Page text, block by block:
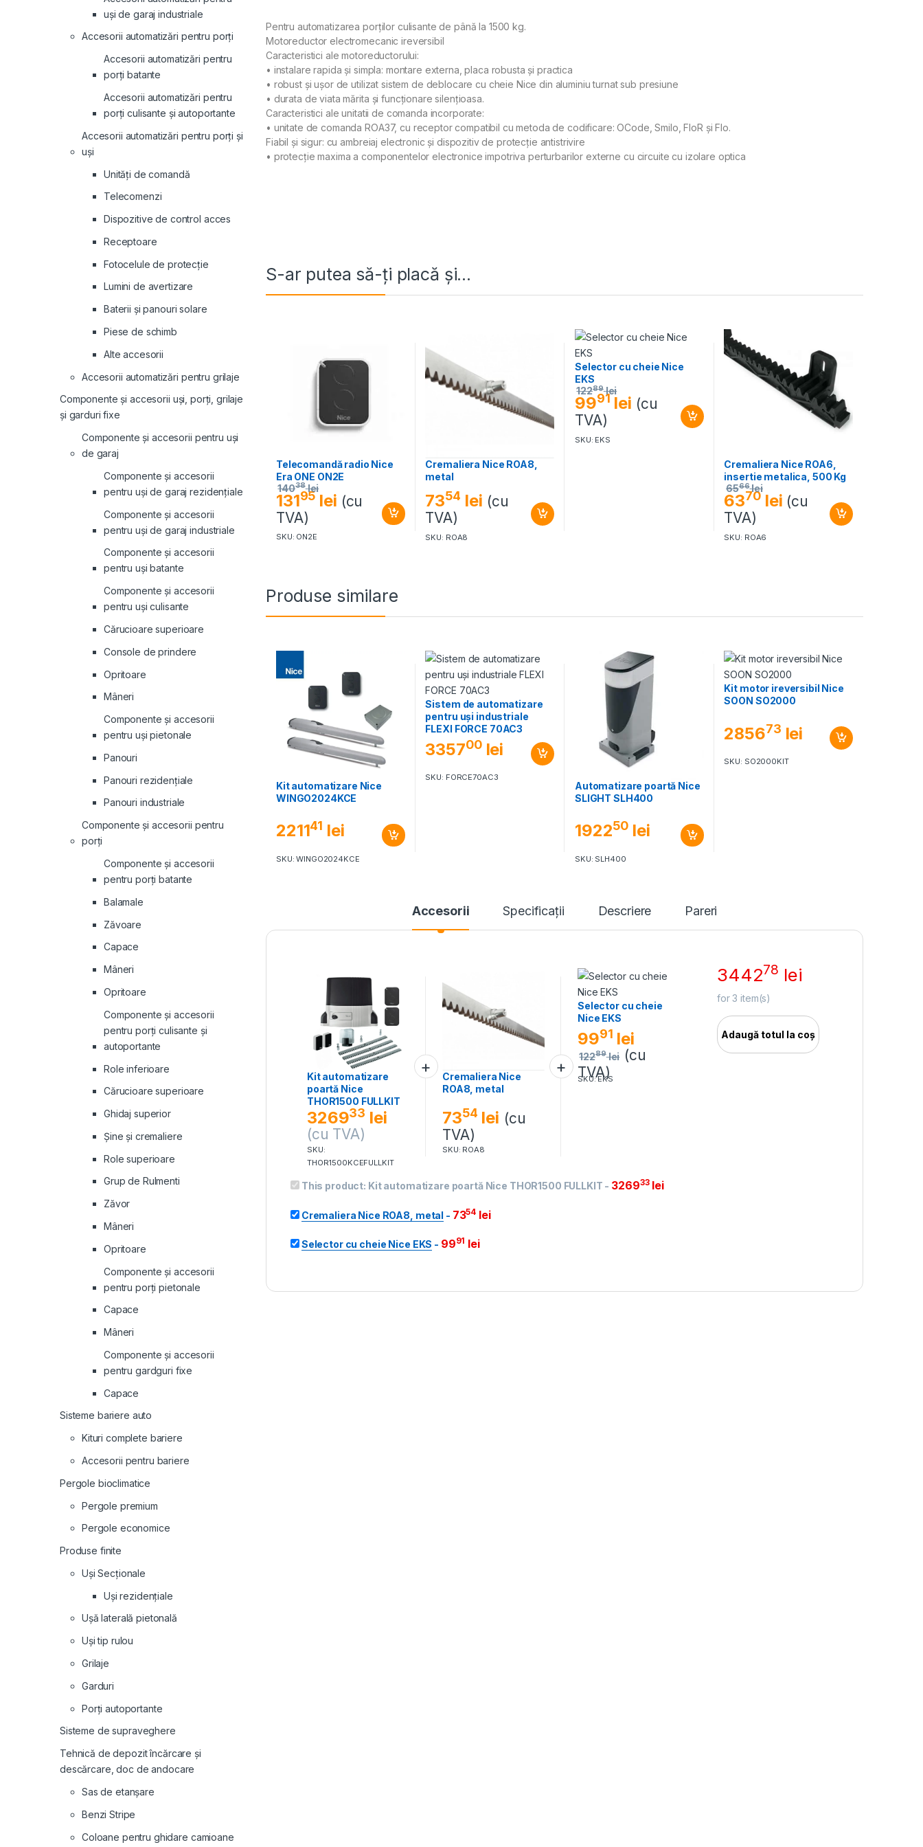
Pentru automatizarea porților culisante de până la 1500 kg.
Motoreductor electromecanic ireversibil
Caracteristici ale motoreductorului:
• instalare rapida și simpla: montare externa, placa robusta și practica
• robust și ușor de utilizat sistem de deblocare cu cheie Nice din aluminiu turnat sub presiune
• durata de viata mărita și funcționare silențioasa.
Caracteristici ale unitatii de comanda incorporate:
• unitate de comanda ROA37, cu receptor compatibil cu metoda de codificare: OCode, Smilo, FloR și Flo.
Fiabil și sigur: cu ambreiaj electronic și dispozitiv de protecție antistrivire
• protecție maxima a componentelor electronice impotriva perturbarilor externe cu circuite cu izolare optica
S-ar putea să-ți placă și…
Telecomandă radio Nice
Era ONE ON2E
13195 lei
14038 lei
(cu
TVA)
SKU: ON2E
Cremaliera Nice ROA8,
metal
7354 lei (cu
TVA)
SKU: ROA8
Selector cu cheie Nice
EKS
9991 lei
12289 lei
(cu
TVA)
SKU: EKS
Cremaliera Nice ROA6,
insertie metalica, 500 Kg
6370 lei
6566 lei
(cu
TVA)
SKU: ROA6
Produse similare
Kit automatizare Nice
WINGO2024KCE
221141 lei
SKU: WINGO2024KCE
Sistem de automatizare
pentru uși industriale
FLEXI FORCE 70AC3
335700 lei
SKU: FORCE70AC3
Automatizare poartă Nice
SLIGHT SLH400
192250 lei
SKU: SLH400
Kit motor ireversibil Nice
SOON SO2000
285673 lei
SKU: SO2000KIT
Accesorii Specificaţii Descriere Pareri
Kit automatizare
poartă Nice
THOR1500 FULLKIT
326933 lei
(cu TVA)
SKU:
THOR1500KCEFULLKIT
Cremaliera Nice
ROA8, metal
7354 lei (cu
TVA)
SKU: ROA8
Selector cu cheie
Nice EKS
9991 lei
12289 lei (cu
TVA)
SKU: EKS
This product: Kit automatizare poartă Nice THOR1500 FULLKIT - 326933 lei
Cremaliera Nice ROA8, metal - 7354 lei
Selector cu cheie Nice EKS - 9991 lei
344278 lei
for3 item(s)
Adaugă totul la coș
uși de garaj industriale
Accesorii automatizări pentru porți
Accesorii automatizări pentru
porți batante
Accesorii automatizări pentru
porți culisante și autoportante
Accesorii automatizări pentru porți și
uși
Unități de comandă
Telecomenzi
Dispozitive de control acces
Receptoare
Fotocelule de protecție
Lumini de avertizare
Baterii și panouri solare
Piese de schimb
Alte accesorii
Accesorii automatizări pentru grilaje
Componente și accesorii uși, porți, grilaje
și garduri fixe
Componente și accesorii pentru uși
de garaj
Componente și accesorii
pentru uși de garaj rezidențiale
Componente și accesorii
pentru uși de garaj industriale
Componente și accesorii
pentru uși batante
Componente și accesorii
pentru uși culisante
Cărucioare superioare
Console de prindere
Opritoare
Mâneri
Componente și accesorii
pentru uși pietonale
Panouri
Panouri rezidenţiale
Panouri industriale
Componente și accesorii pentru
porți
Componente și accesorii
pentru porți batante
Balamale
Zăvoare
Capace
Mâneri
Opritoare
Componente și accesorii
pentru porți culisante și
autoportante
Role inferioare
Cărucioare superioare
Ghidaj superior
Şine şi cremaliere
Role superioare
Grup de Rulmenti
Zăvor
Mâneri
Opritoare
Componente și accesorii
pentru porți pietonale
Capace
Mâneri
Componente și accesorii
pentru gardguri fixe
Capace
Sisteme bariere auto
Kituri complete bariere
Accesorii pentru bariere
Pergole bioclimatice
Pergole premium
Pergole economice
Produse finite
Uși Secționale
Uși rezidențiale
Ușă laterală pietonală
Uși tip rulou
Grilaje
Garduri
Porți autoportante
Sisteme de supraveghere
Tehnică de depozit încărcare și
descărcare, doc de andocare
Sas de etanșare
Benzi Stripe
Coloane pentru ghidare camioane